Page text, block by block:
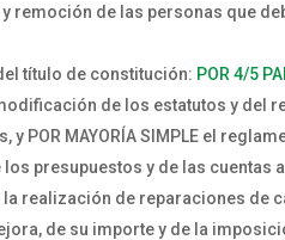
remoción de las personas que
título de constitución: POR 4/5
de los estatutos y del
POR MAYORÍA SIMPLE el
presupuestos y de las cuentas
la realización de reparaciones de
de su importe y de la